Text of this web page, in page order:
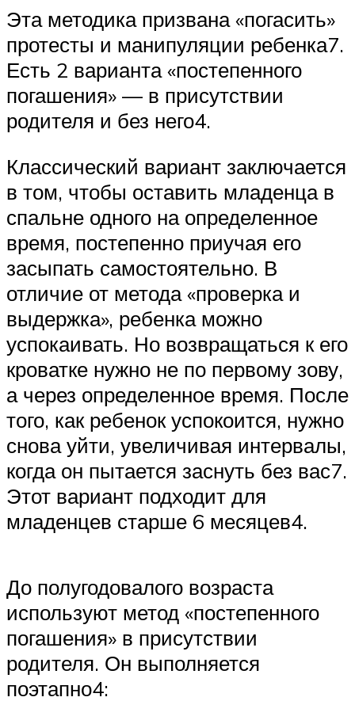
Эта методика призвана «погасить»
протесты и манипуляции ребенка7.
Есть 2 варианта «постепенного
погашения» — в присутствии
родителя и без него4.
Классический вариант заключается
в том, чтобы оставить младенца в
спальне одного на определенное
время, постепенно приучая его
засыпать самостоятельно. В
отличие от метода «проверка и
выдержка», ребенка можно
успокаивать. Но возвращаться к его
кроватке нужно не по первому зову,
а через определенное время. После
того, как ребенок успокоится, нужно
снова уйти, увеличивая интервалы,
когда он пытается заснуть без вас7.
Этот вариант подходит для
младенцев старше 6 месяцев4.
До полугодовалого возраста
используют метод «постепенного
погашения» в присутствии
родителя. Он выполняется
поэтапно4: